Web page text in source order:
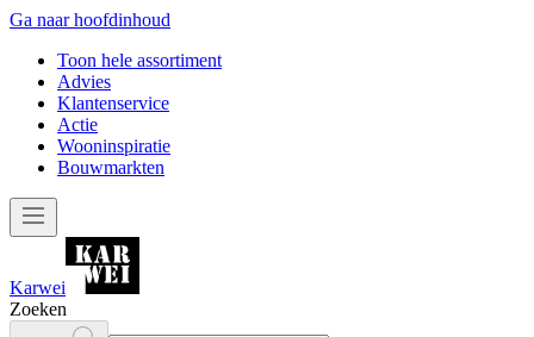
Ga naar hoofdinhoud
Toon hele assortiment
Advies
Klantenservice
Actie
Wooninspiratie
Bouwmarkten
Karwei
Zoeken